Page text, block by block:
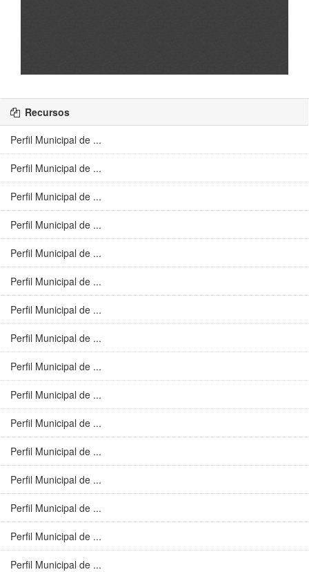
Recursos
Perfil Municipal de ...
Perfil Municipal de ...
Perfil Municipal de ...
Perfil Municipal de ...
Perfil Municipal de ...
Perfil Municipal de ...
Perfil Municipal de ...
Perfil Municipal de ...
Perfil Municipal de ...
Perfil Municipal de ...
Perfil Municipal de ...
Perfil Municipal de ...
Perfil Municipal de ...
Perfil Municipal de ...
Perfil Municipal de ...
Perfil Municipal de ...